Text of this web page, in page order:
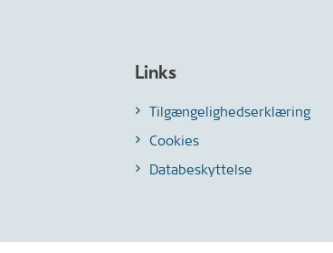
Links
Tilgængelighedserklæring
Cookies
Databeskyttelse